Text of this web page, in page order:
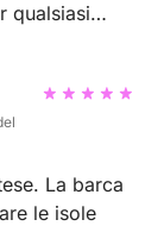
qualsiasi
se volete
le
La barca
le isole